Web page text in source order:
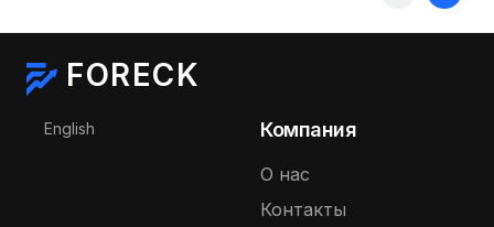
FORECK
Выберите язык
English Компания
О нас
Контакты